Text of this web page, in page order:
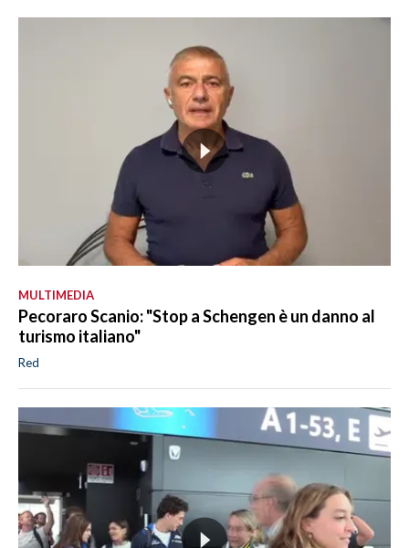
MULTIMEDIA
Pecoraro Scanio: "Stop a Schengen è un danno al
turismo italiano"
Red